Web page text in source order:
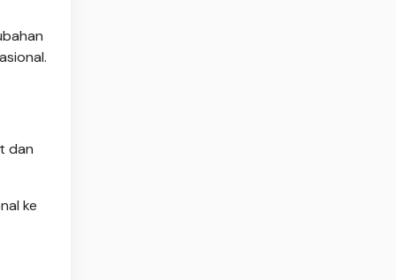
dan
ke